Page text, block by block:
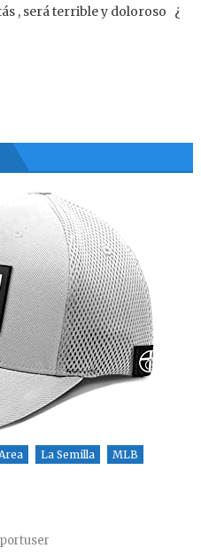
, será terrible y doloroso ¿
La Semilla
MLB